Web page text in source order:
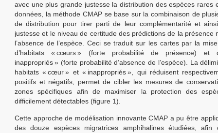
avec une plus grande justesse la distribution des espèces rares
données, la méthode CMAP se base sur la combinaison de
de distribution pour tirer parti de leur complémentarité et
justesse et le niveau de certitude des prédictions de la présence
l’absence de l’espèce. Ceci se traduit sur les cartes par la
d’habitats « cœurs » (forte probabilité de présence) et
inappropriés » (forte probabilité d’absence de l’espèce). La
habitats « cœur » et « inappropriés », qui réduisent
positifs et négatifs, permet de cibler les mesures de
zones spécifiques afin de maximiser la protection des
difficilement détectables (figure 1).
Cette approche de modélisation innovante CMAP a pu être
des douze espèces migratrices amphihalines étudiées, afin